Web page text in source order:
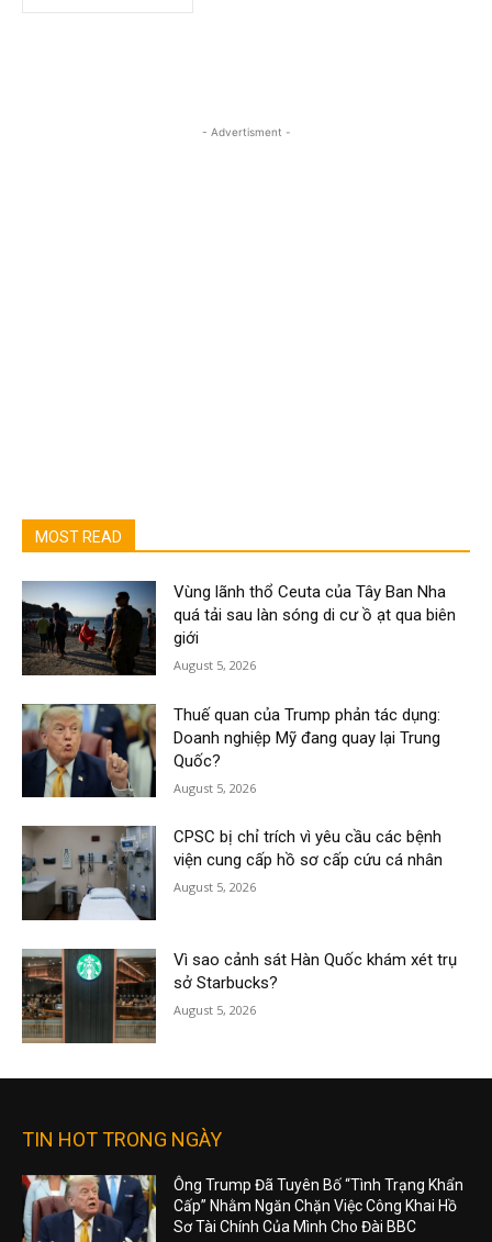
- Advertisment -
MOST READ
Vùng lãnh thổ Ceuta của Tây Ban Nha
quá tải sau làn sóng di cư ồ ạt qua biên
giới
August 5, 2026
Thuế quan của Trump phản tác dụng:
Doanh nghiệp Mỹ đang quay lại Trung
Quốc?
August 5, 2026
CPSC bị chỉ trích vì yêu cầu các bệnh
viện cung cấp hồ sơ cấp cứu cá nhân
August 5, 2026
Vì sao cảnh sát Hàn Quốc khám xét trụ
sở Starbucks?
August 5, 2026
TIN HOT TRONG NGÀY
Ông Trump Đã Tuyên Bố “Tình Trạng Khẩn
Cấp” Nhằm Ngăn Chặn Việc Công Khai Hồ
Sơ Tài Chính Của Mình Cho Đài BBC